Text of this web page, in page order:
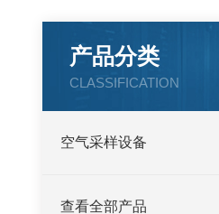
产品分类
CLASSIFICATION
空气采样设备
查看全部产品